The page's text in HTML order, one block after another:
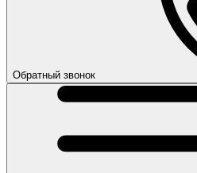
Обратный звонок